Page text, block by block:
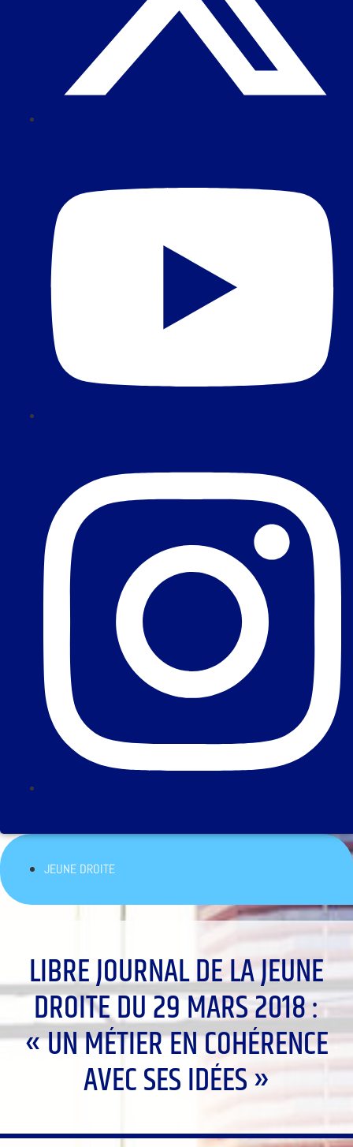
JEUNE DROITE
LIBRE JOURNAL DE LA JEUNE
DROITE DU 29 MARS 2018 :
« UN MÉTIER EN COHÉRENCE
AVEC SES IDÉES »